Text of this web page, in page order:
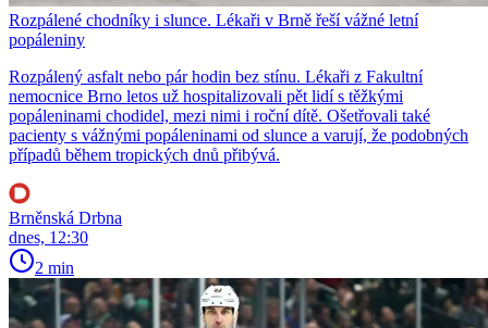
Rozpálené chodníky i slunce. Lékaři v Brně řeší vážné letní
popáleniny
Rozpálený asfalt nebo pár hodin bez stínu. Lékaři z Fakultní
nemocnice Brno letos už hospitalizovali pět lidí s těžkými
popáleninami chodidel, mezi nimi i roční dítě. Ošetřovali také
pacienty s vážnými popáleninami od slunce a varují, že podobných
případů během tropických dnů přibývá.
Brněnská Drbna
dnes, 12:30
2 min